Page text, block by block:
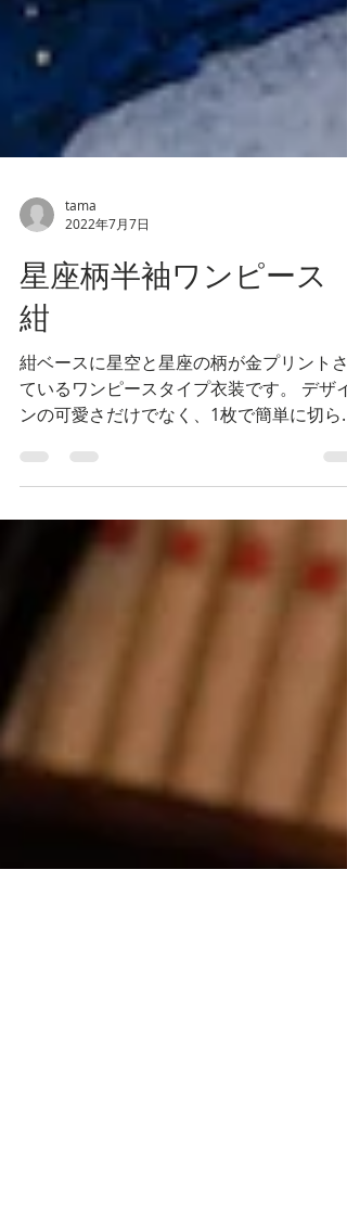
tama
星座柄半袖ワンピース
紺
紺ベースに星空と星座の柄が金プリントさ
る気軽さも魅力ですね。 胸元のリボン、パ
ール調の装飾と、星形モチーフでお揃いに
っている裾のフリルも可愛いくて◎です。